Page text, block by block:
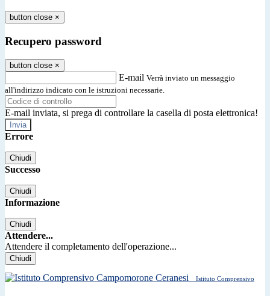
button close ×
Recupero password
button close ×
E-mail Verrà inviato un messaggio
all'indirizzo indicato con le istruzioni necessarie.
E-mail inviata, si prega di controllare la casella di posta elettronica!
Errore
Chiudi
Successo
Chiudi
Informazione
Chiudi
Attendere...
Attendere il completamento dell'operazione...
Chiudi
Istituto Comprensivo